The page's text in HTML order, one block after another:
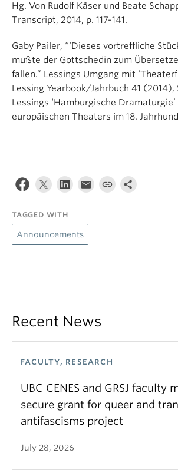
Hg. Von Rudolf Käser und Beate
Transcript, 2014, p. 117-141.
Gaby Pailer, “‘Dieses vortreffliche
mußte der Gottschedin zum
fallen.” Lessings Umgang mit
Lessing Yearbook/Jahrbuch 41 (2014),
Lessings ‘Hamburgische
europäischen Theaters im 18.
TAGGED WITH
Announcements
Recent News
FACULTY, RESEARCH
UBC CENES and GRSJ faculty
secure grant for queer and
antifascisms project
July 28, 2026